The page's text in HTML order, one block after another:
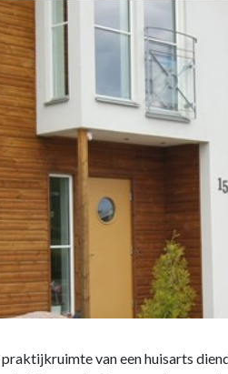
van een huisarts